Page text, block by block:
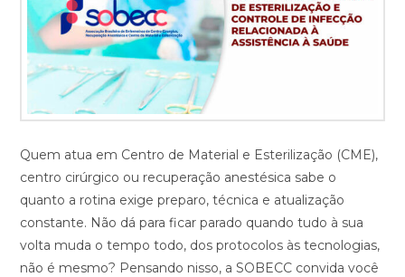
Quem atua em Centro de Material e Esterilização (CME),
centro cirúrgico ou recuperação anestésica sabe o
quanto a rotina exige preparo, técnica e atualização
constante. Não dá para ficar parado quando tudo à sua
volta muda o tempo todo, dos protocolos às tecnologias,
não é mesmo? Pensando nisso, a SOBECC convida você